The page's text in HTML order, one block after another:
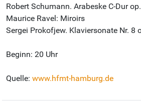
Robert Schumann. Arabeske C-Dur
Maurice Ravel: Miroirs
Sergei Prokofjew. Klaviersonate Nr. 8
Beginn: 20 Uhr
Quelle: www.hfmt-hamburg.de